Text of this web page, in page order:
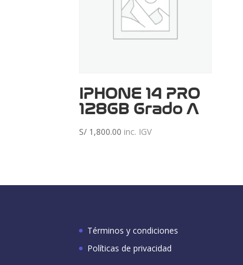
IPHONE 14 PRO
128GB Grado A
S/ 1,800.00 inc. IGV
Términos y condiciones
Políticas de privacidad